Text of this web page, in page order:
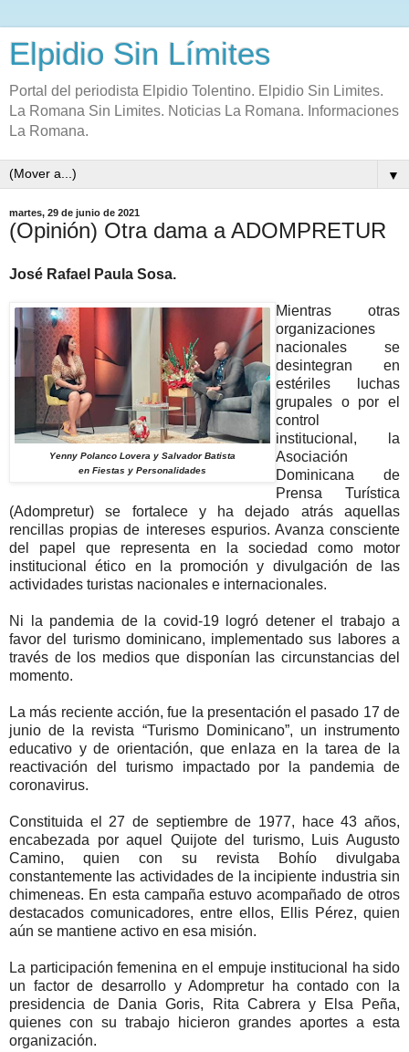
Elpidio Sin Límites
Portal del periodista Elpidio Tolentino. Elpidio Sin Limites.
La Romana Sin Limites. Noticias La Romana. Informaciones
La Romana.
▼
martes, 29 de junio de 2021
(Opinión) Otra dama a ADOMPRETUR
José Rafael Paula Sosa.
Yenny Polanco Lovera y Salvador Batista
en Fiestas y Personalidades
Mientras otras
organizaciones
nacionales se
desintegran en
estériles luchas
grupales o por el
control
institucional, la
Asociación
Dominicana de
Prensa Turística
(Adompretur) se fortalece y ha dejado atrás aquellas
rencillas propias de intereses espurios. Avanza consciente
del papel que representa en la sociedad como motor
institucional ético en la promoción y divulgación de las
actividades turistas nacionales e internacionales.
Ni la pandemia de la covid-19 logró detener el trabajo a
favor del turismo dominicano, implementado sus labores a
través de los medios que disponían las circunstancias del
momento.
La más reciente acción, fue la presentación el pasado 17 de
junio de la revista “Turismo Dominicano”, un instrumento
educativo y de orientación, que enlaza en la tarea de la
reactivación del turismo impactado por la pandemia de
coronavirus.
Constituida el 27 de septiembre de 1977, hace 43 años,
encabezada por aquel Quijote del turismo, Luis Augusto
Camino, quien con su revista Bohío divulgaba
constantemente las actividades de la incipiente industria sin
chimeneas. En esta campaña estuvo acompañado de otros
destacados comunicadores, entre ellos, Ellis Pérez, quien
aún se mantiene activo en esa misión.
La participación femenina en el empuje institucional ha sido
un factor de desarrollo y Adompretur ha contado con la
presidencia de Dania Goris, Rita Cabrera y Elsa Peña,
quienes con su trabajo hicieron grandes aportes a esta
organización.